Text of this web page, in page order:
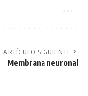
ARTÍCULO SIGUIENTE
Membrana neuronal